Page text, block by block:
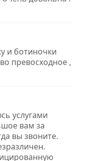
и ботиночки
превосходное ,
услугами
вам за
вы звоните.